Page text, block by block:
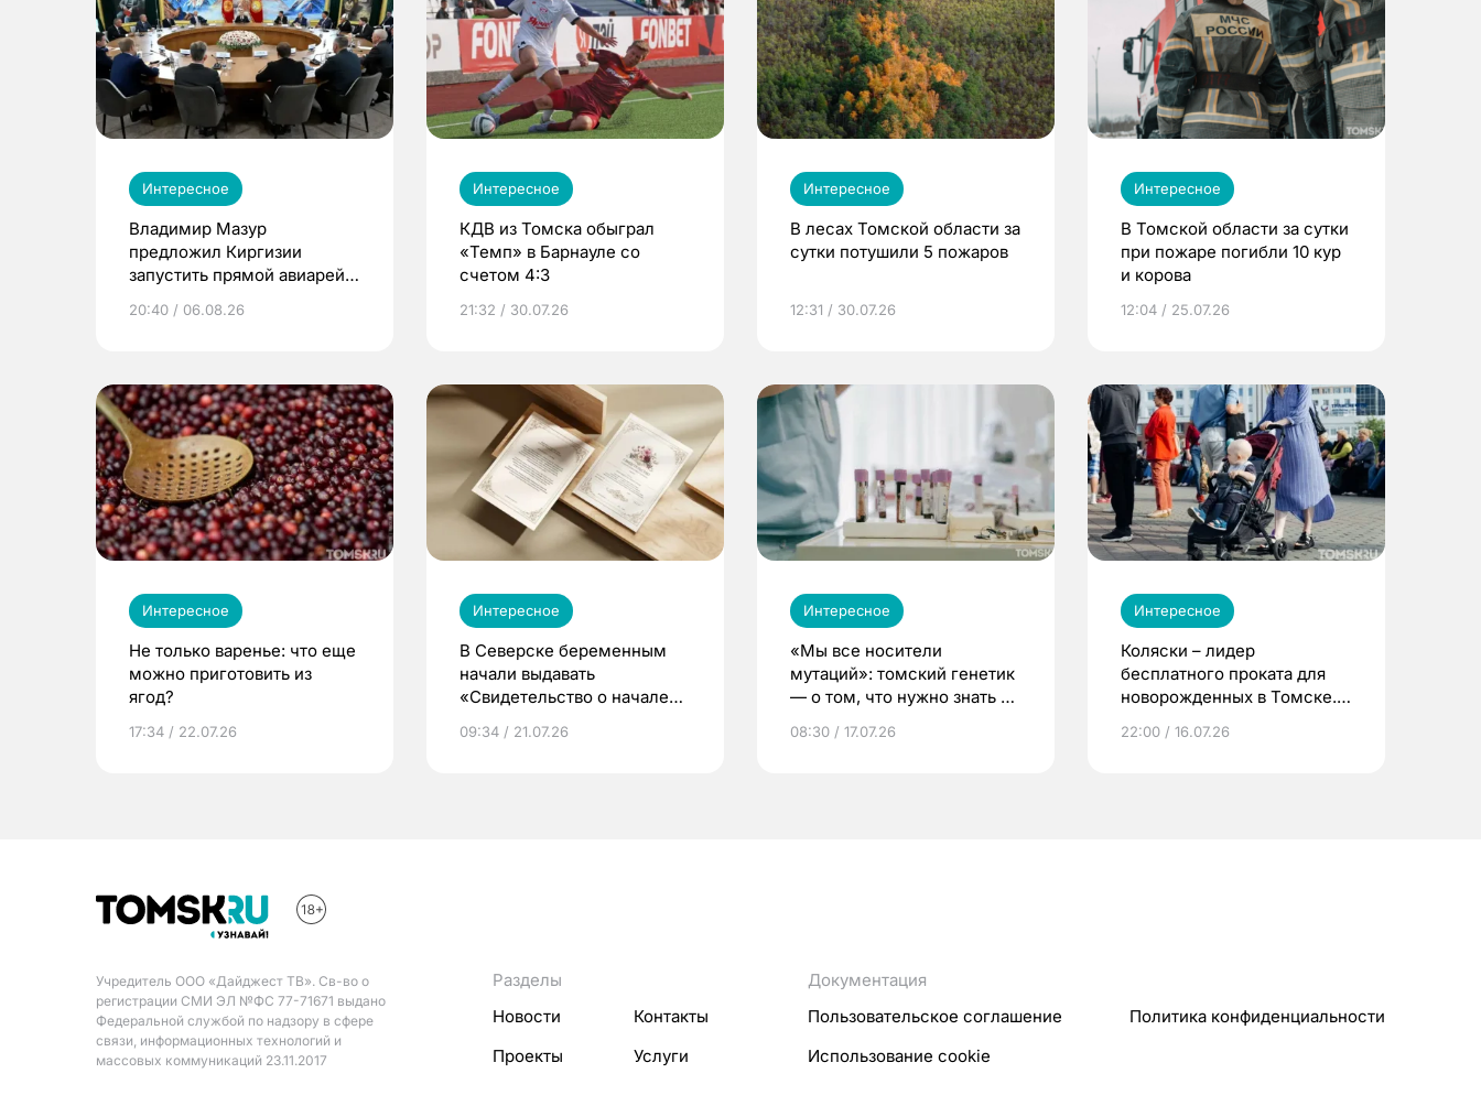
Интересное
Владимир Мазур
предложил Киргизии
запустить прямой авиарейс
20:40 / 06.08.26
Интересное
КДВ из Томска обыграл
«Темп» в Барнауле со
счетом 4:3
21:32 / 30.07.26
Интересное
В лесах Томской области за
сутки потушили 5 пожаров
12:31 / 30.07.26
Интересное
В Томской области за сутки
при пожаре погибли 10 кур
и корова
12:04 / 25.07.26
Интересное
Не только варенье: что еще
можно приготовить из
ягод?
17:34 / 22.07.26
Интересное
В Северске беременным
начали выдавать
«Свидетельство о начале
09:34 / 21.07.26
Интересное
«Мы все носители
мутаций»: томский генетик
— о том, что нужно знать до
08:30 / 17.07.26
Интересное
Коляски – лидер
бесплатного проката для
новорожденных в Томске.
22:00 / 16.07.26
Учредитель ООО «Дайджест ТВ». Св-во о
регистрации СМИ ЭЛ №ФС 77-71671 выдано
Федеральной службой по надзору в сфере
связи, информационных технологий и
массовых коммуникаций 23.11.2017
Разделы
Новости
Контакты
Проекты
Услуги
Документация
Пользовательское соглашение
Политика конфиденциальности
Использование cookie